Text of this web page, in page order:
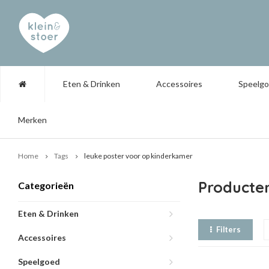
Eten & Drinken Accessoires
Merken
Home Tags leuke poster voor op kinderkamer
Categorieën
Eten & Drinken
Accessoires
Speelgoed
Filters